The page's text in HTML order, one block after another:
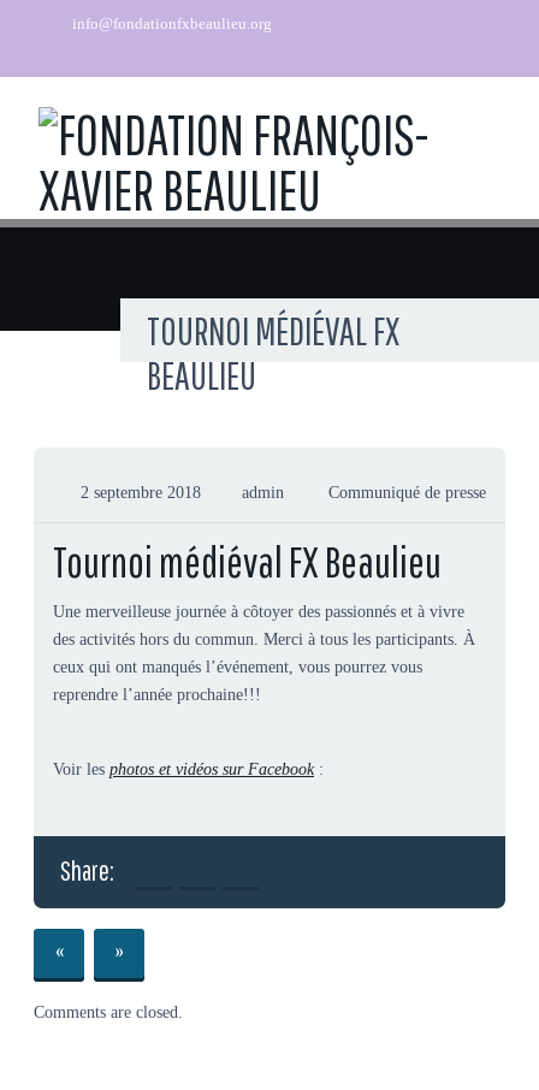
info@fondationfxbeaulieu.org
TOURNOI MÉDIÉVAL FX
BEAULIEU
2 septembre 2018 admin Communiqué de presse
Tournoi médiéval FX Beaulieu
Une merveilleuse journée à côtoyer des passionnés et à vivre
des activités hors du commun. Merci à tous les participants. À
ceux qui ont manqués l’événement, vous pourrez vous
reprendre l’année prochaine!!!
Voir les photos et vidéos sur Facebook:
Share:
« »
Comments are closed.